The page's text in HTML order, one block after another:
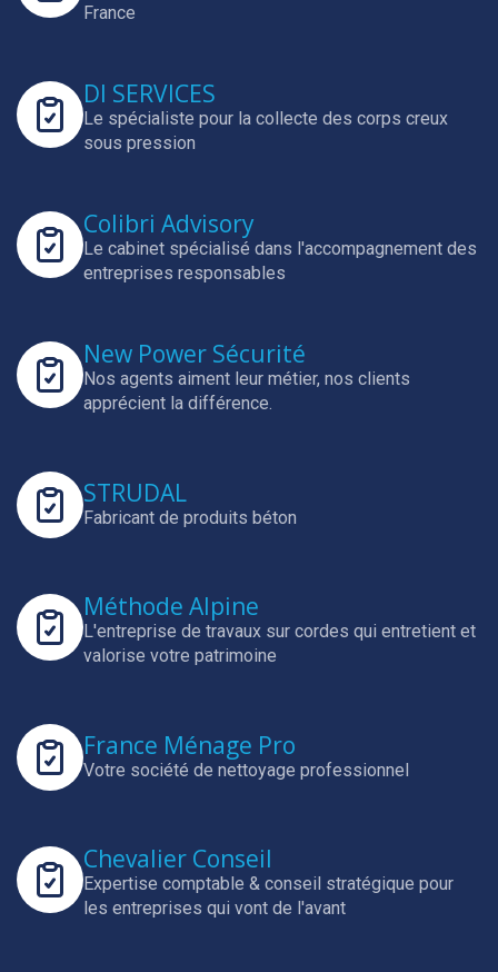
France
DI SERVICES
Le spécialiste pour la collecte des corps creux
sous pression
Colibri Advisory
Le cabinet spécialisé dans l'accompagnement des
entreprises responsables
New Power Sécurité
Nos agents aiment leur métier, nos clients
apprécient la différence.
STRUDAL
Fabricant de produits béton
Méthode Alpine
L'entreprise de travaux sur cordes qui entretient et
valorise votre patrimoine
France Ménage Pro
Votre société de nettoyage professionnel
Chevalier Conseil
Expertise comptable & conseil stratégique pour
les entreprises qui vont de l'avant